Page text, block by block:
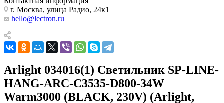
г. Москва, улица Радио, 24к1
hello@lectron.ru
Arlight 034016(1) Светильник SP-LINE-
HANG-ARC-C3535-D800-34W
Warm3000 (BLACK, 230V) (Arlight,